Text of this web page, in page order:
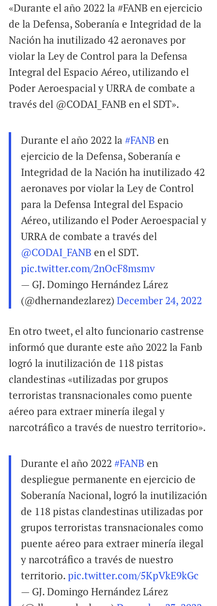
«Durante el año 2022 la #FANB en ejercicio
de la Defensa, Soberanía e Integridad de la
Nación ha inutilizado 42 aeronaves por
violar la Ley de Control para la Defensa
Integral del Espacio Aéreo, utilizando el
Poder Aeroespacial y URRA de combate a
través del @CODAI_FANB en el SDT».
Durante el año 2022 la #FANB en
ejercicio de la Defensa, Soberanía e
Integridad de la Nación ha inutilizado 42
aeronaves por violar la Ley de Control
para la Defensa Integral del Espacio
Aéreo, utilizando el Poder Aeroespacial y
URRA de combate a través del
@CODAI_FANB en el SDT.
pic.twitter.com/2nOcF8msmv
— GJ. Domingo Hernández Lárez
(@dhernandezlarez) December 24, 2022
En otro tweet, el alto funcionario castrense
informó que durante este año 2022 la Fanb
logró la inutilización de 118 pistas
clandestinas «utilizadas por grupos
terroristas transnacionales como puente
aéreo para extraer minería ilegal y
narcotráfico a través de nuestro territorio».
Durante el año 2022 #FANB en
despliegue permanente en ejercicio de
Soberanía Nacional, logró la inutilización
de 118 pistas clandestinas utilizadas por
grupos terroristas transnacionales como
puente aéreo para extraer minería ilegal
y narcotráfico a través de nuestro
territorio.pic.twitter.com/5KpVkE9kGc
— GJ. Domingo Hernández Lárez